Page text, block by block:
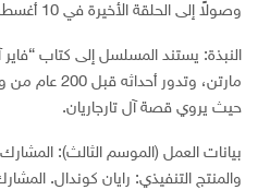
وصولاً إلى الحلقة الأخيرة في 10 أغسطس.
النبذة: يستند المسلسل إلى كتاب “فاير
مارتن، وتدور
حيث يروي قصة آل تارجاريان.
بيانات العمل (الموسم الثالث):
والمنتج التنفيذي: رايان كوندال.